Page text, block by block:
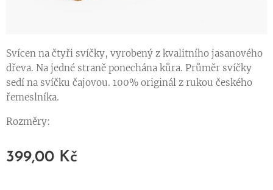
Svícen na čtyři svíčky, vyrobený z kvalitního jasanového
dřeva. Na jedné straně ponechána kůra. Průměr svíčky
sedí na svíčku čajovou. 100% originál z rukou českého
řemeslníka.
Rozměry:
399,00 Kč